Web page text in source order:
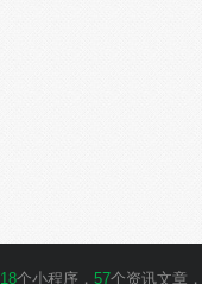
18个小程序， 57个资讯文章，